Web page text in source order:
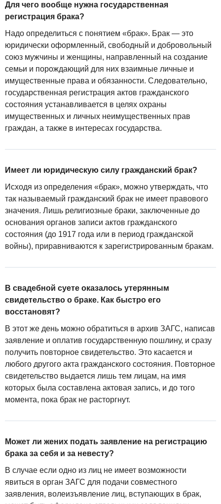
Для чего вообще нужна государственная
регистрация брака?
Надо определиться с понятием «брак». Брак — это
юридически оформленный, свободный и добровольный
союз мужчины и женщины, направленный на создание
семьи и порождающий для них взаимные личные и
имущественные права и обязанности. Следовательно,
государственная регистрация актов гражданского
состояния устанавливается в целях охраны
имущественных и личных неимущественных прав
граждан, а также в интересах государства.
Имеет ли юридическую силу гражданский брак?
Исходя из определения «брак», можно утверждать, что
так называемый гражданский брак не имеет правового
значения. Лишь религиозные браки, заключенные до
основания органов записи актов гражданского
состояния (до 1917 года или в период гражданской
войны), приравниваются к зарегистрированным бракам.
В свадебной суете оказалось утерянным
свидетельство о браке. Как быстро его
восстановят?
В этот же день можно обратиться в архив ЗАГС, написав
заявление и оплатив государственную пошлину, и сразу
получить повторное свидетельство. Это касается и
любого другого акта гражданского состояния. Повторное
свидетельство выдается лишь тем лицам, на имя
которых была составлена актовая запись, и до того
момента, пока брак не расторгнут.
Может ли жених подать заявление на регистрацию
брака за себя и за невесту?
В случае если одно из лиц не имеет возможности
явиться в орган ЗАГС для подачи совместного
заявления, волеизъявление лиц, вступающих в брак,